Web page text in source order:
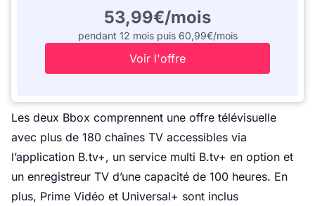
53,99€/mois
pendant 12 mois puis 60,99€/mois
Voir l'offre
Les deux Bbox comprennent une offre télévisuelle
avec plus de 180 chaînes TV accessibles via
l’application B.tv+, un service multi B.tv+ en option et
un enregistreur TV d’une capacité de 100 heures. En
plus, Prime Vidéo et Universal+ sont inclus